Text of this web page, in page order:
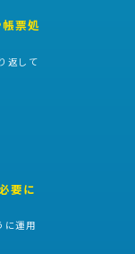
票処
返して
要に
に運用